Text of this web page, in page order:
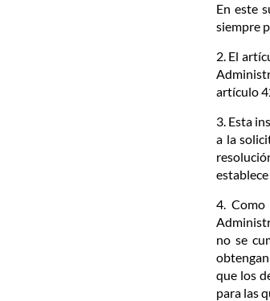
En este
siempre
2. El
artículo
3. Esta
a la
4.
no se
que los
para las